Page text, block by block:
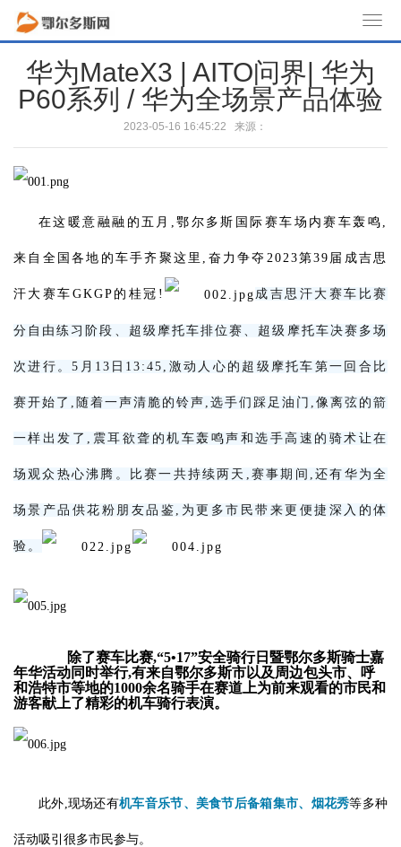
o
i
t
o
n
华为MateX3 | AITO问界| 华为
P60系列 / 华为全场景产品体验
2023-05-16 16:45:22 来源：
在这暖意融融的五月,鄂尔多斯国际赛车场内赛车轰鸣,
来自全国各地的车手齐聚这里,奋力争夺2023第39届成吉思
汗大赛车GKGP的桂冠! 成吉思汗大赛车比赛
分自由练习阶段、超级摩托车排位赛、超级摩托车决赛多场
次进行。5月13日13:45,激动人心的超级摩托车第一回合比
赛开始了,随着一声清脆的铃声,选手们踩足油门,像离弦的箭
一样出发了,震耳欲聋的机车轰鸣声和选手高速的骑术让在
场观众热心沸腾。比赛一共持续两天,赛事期间,还有华为全
场景产品供花粉朋友品鉴,为更多市民带来更便捷深入的体
验。
除了赛车比赛,“5•17”安全骑行日暨鄂尔多斯骑士嘉
年华活动同时举行,有来自鄂尔多斯市以及周边包头市、呼
和浩特市等地的1000余名骑手在赛道上为前来观看的市民和
游客献上了精彩的机车骑行表演。
此外,现场还有机车音乐节、美食节后备箱集市、烟花秀等多种
活动吸引很多市民参与。